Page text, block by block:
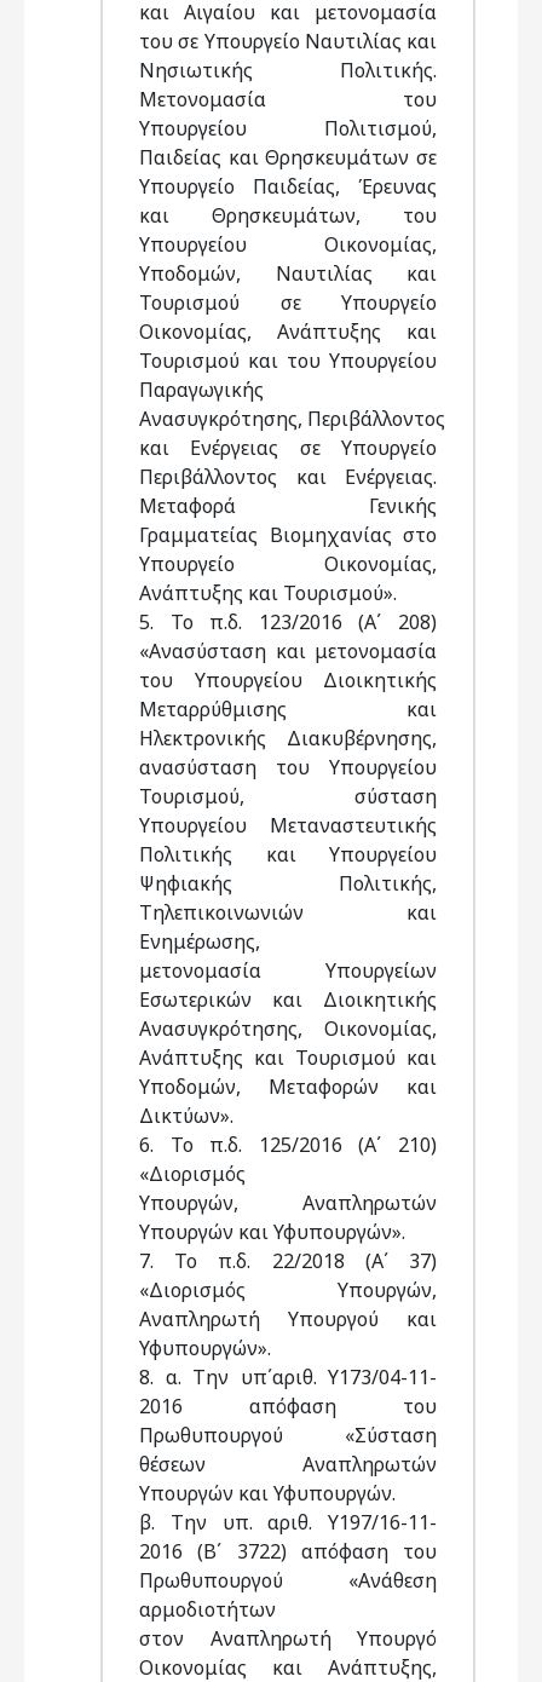
και Αιγαίου και μετονομασία
του σε Υπουργείο Ναυτιλίας και
Νησιωτικής Πολιτικής.
Μετονομασία του
Υπουργείου Πολιτισμού,
Παιδείας και Θρησκευμάτων σε
Υπουργείο Παιδείας, Έρευνας
και Θρησκευμάτων, του
Υπουργείου Οικονομίας,
Υποδομών, Ναυτιλίας και
Τουρισμού σε Υπουργείο
Οικονομίας, Ανάπτυξης και
Τουρισμού και του Υπουργείου
Παραγωγικής
Ανασυγκρότησης, Περιβάλλοντος
και Ενέργειας σε Υπουργείο
Περιβάλλοντος και Ενέργειας.
Μεταφορά Γενικής
Γραμματείας Βιομηχανίας στο
Υπουργείο Οικονομίας,
Ανάπτυξης και Τουρισμού».
5. Το π.δ. 123/2016 (Α΄ 208)
«Ανασύσταση και μετονομασία
του Υπουργείου Διοικητικής
Μεταρρύθμισης και
Ηλεκτρονικής Διακυβέρνησης,
ανασύσταση του Υπουργείου
Τουρισμού, σύσταση
Υπουργείου Μεταναστευτικής
Πολιτικής και Υπουργείου
Ψηφιακής Πολιτικής,
Τηλεπικοινωνιών και
Ενημέρωσης,
μετονομασία Υπουργείων
Εσωτερικών και Διοικητικής
Ανασυγκρότησης, Οικονομίας,
Ανάπτυξης και Τουρισμού και
Υποδομών, Μεταφορών και
Δικτύων».
6. Το π.δ. 125/2016 (Α΄ 210)
«Διορισμός
Υπουργών, Αναπληρωτών
Υπουργών και Υφυπουργών».
7. Το π.δ. 22/2018 (Α΄ 37)
«Διορισμός Υπουργών,
Αναπληρωτή Υπουργού και
Υφυπουργών».
8. α. Την υπ΄αριθ. Υ173/04-11-
2016 απόφαση του
Πρωθυπουργού «Σύσταση
θέσεων Αναπληρωτών
Υπουργών και Υφυπουργών.
β. Την υπ. αριθ. Υ197/16-11-
2016 (Β΄ 3722) απόφαση του
Πρωθυπουργού «Ανάθεση
αρμοδιοτήτων
στον Αναπληρωτή Υπουργό
Οικονομίας και Ανάπτυξης,